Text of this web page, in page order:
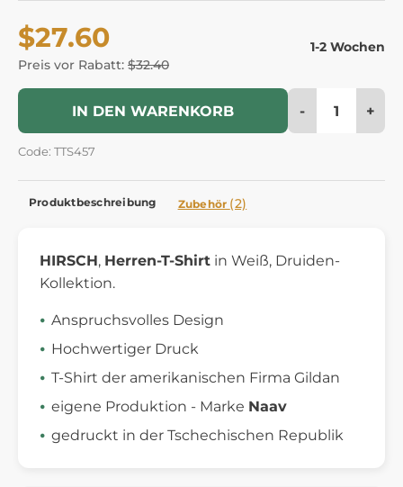
$27.60
Preis vor Rabatt: $32.40
1-2 Wochen
IN DEN WARENKORB - +
Code: TTS457
Produktbeschreibung Zubehör (2)
HIRSCH, Herren-T-Shirt in Weiß, Druiden-
Kollektion.
Anspruchsvolles Design
Hochwertiger Druck
T-Shirt der amerikanischen Firma Gildan
eigene Produktion - Marke Naav
gedruckt in der Tschechischen Republik